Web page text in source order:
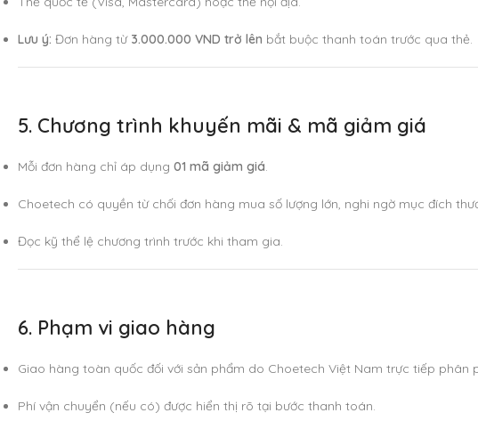
Lưu ý: Đơn hàng từ 3.000.000 VND trở lên bắt buộc thanh toán trước qua thẻ.
5. Chương trình khuyến mãi & mã giảm giá
Mỗi đơn hàng chỉ áp dụng 01 mã giảm giá.
Choetech có quyền từ chối đơn hàng mua số lượng lớn, nghi ngờ mục đích
Đọc kỹ thể lệ chương trình trước khi tham gia.
6. Phạm vi giao hàng
Giao hàng toàn quốc đối với sản phẩm do Choetech Việt Nam trực tiếp phân
Phí vận chuyển (nếu có) được hiển thị rõ tại bước thanh toán.